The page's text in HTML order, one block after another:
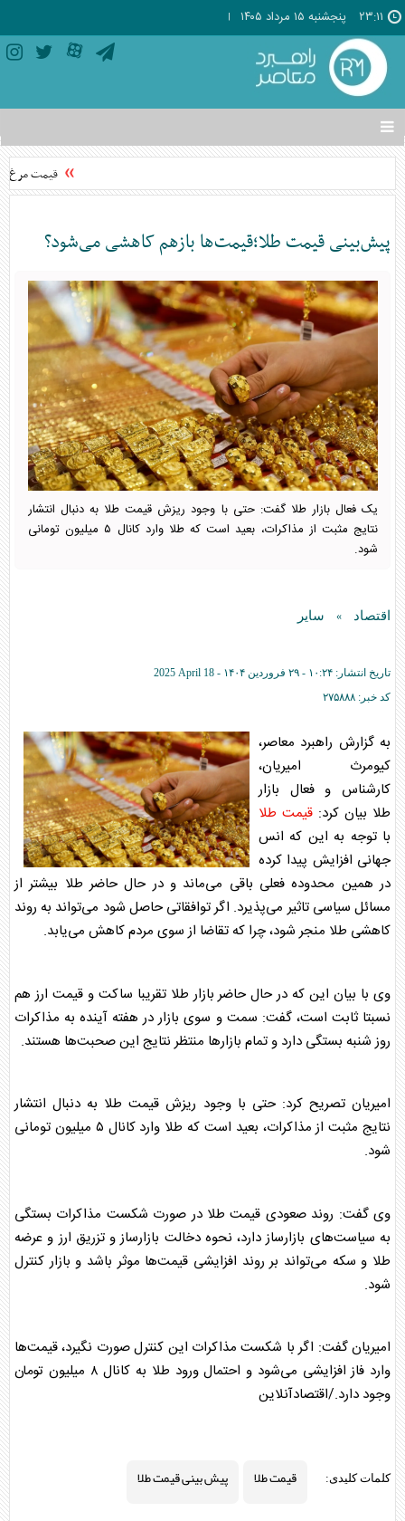
۲۳:۱۱ پنجشنبه ۱۵ مرداد ۱۴۰۵
تغییر
وضعیت
منوی
ها
قیمت مرغ از
پیش‌بینی قیمت طلا؛قیمت‌ها بازهم کاهشی می‌شود؟
یک فعال بازار طلا گفت: حتی با وجود ریزش قیمت طلا به دنبال انتشار
نتایج مثبت از مذاکرات، بعید است که طلا وارد کانال ۵ میلیون تومانی
شود.
اقتصاد » سایر
تاریخ انتشار: ۱۰:۲۴ - ۲۹ فروردين ۱۴۰۴ -
2025 April 18
کد خبر: ۲۷۵۸۸۸
به گزارش راهبرد معاصر،
کیومرث امیریان،
کارشناس و فعال بازار
طلا بیان کرد: قیمت طلا
با توجه به این که انس
جهانی افزایش پیدا کرده
در همین محدوده فعلی باقی می‌ماند و در حال حاضر طلا بیشتر از
مسائل سیاسی تاثیر می‌پذیرد. اگر توافقاتی حاصل شود می‌تواند به روند
کاهشی طلا منجر شود، چرا که تقاضا از سوی مردم کاهش می‌یابد.
وی با بیان این که در حال حاضر بازار طلا تقریبا ساکت و قیمت ارز هم
نسبتا ثابت است، گفت: سمت و سوی بازار در هفته آینده به مذاکرات
روز شنبه بستگی دارد و تمام بازار‌ها منتظر نتایج این صحبت‌ها هستند.
امیریان تصریح کرد: حتی با وجود ریزش قیمت طلا به دنبال انتشار
نتایج مثبت از مذاکرات، بعید است که طلا وارد کانال ۵ میلیون تومانی
شود.
وی گفت: روند صعودی قیمت طلا در صورت شکست مذاکرات بستگی
به سیاست‌های بازارساز دارد، نحوه دخالت بازارساز و تزریق ارز و عرضه
طلا و سکه می‌تواند بر روند افزایشی قیمت‌ها موثر باشد و بازار کنترل
شود.
امیریان گفت: اگر با شکست مذاکرات این کنترل صورت نگیرد، قیمت‌ها
وارد فاز افزایشی می‌شود و احتمال ورود طلا به کانال ۸ میلیون تومان
وجود دارد./اقتصادآنلاین
کلمات کلیدی: قیمت طلا پیش بینی قیمت طلا